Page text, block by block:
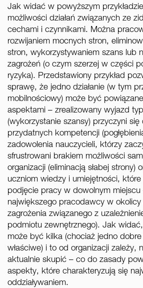
Jak widać w powyższym
możliwości działań związanych ze
cechami i czynnikami. Można
rozwijaniem mocnych stron,
stron, wykorzystywaniem szans lub
zagrożeń (o czym szerzej w części
ryzyka). Przedstawiony przykład
sprawę, że jedno działanie (w tym
mobilnościowy) może być
aspektami – zrealizowany wyjazd
(wykorzystanie szansy) przyczyni się
przydatnych kompetencji
zadowolenia nauczycieli, którzy
sfrustrowani brakiem możliwości
organizacji (eliminacją słabej strony)
uczniom wiedzy i umiejętności,
podjęcie pracy w dowolnym
największego pracodawcy w okolicy
zagrożenia związanego z
podmiotu zewnętrznego). Jak
może być kilka (chociaż jedno
właściwe) i to od organizacji zależy,
aktualnie skupić – co do zasady
aspekty, które charakteryzują się
oddziaływaniem.